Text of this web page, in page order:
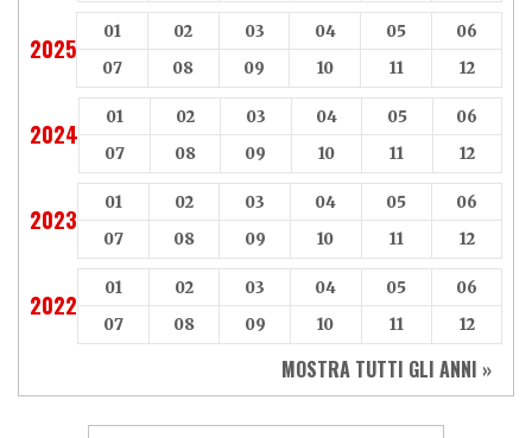
2025
01 02 03 04 05
06
07
08 09 10 11 12
2024
01 02 03 04 05
06
07
08 09 10 11 12
2023
01 02 03 04 05
06
07
08 09 10 11 12
2022
01 02 03 04 05
06
07
08 09 10 11 12
MOSTRA TUTTI GLI ANNI »